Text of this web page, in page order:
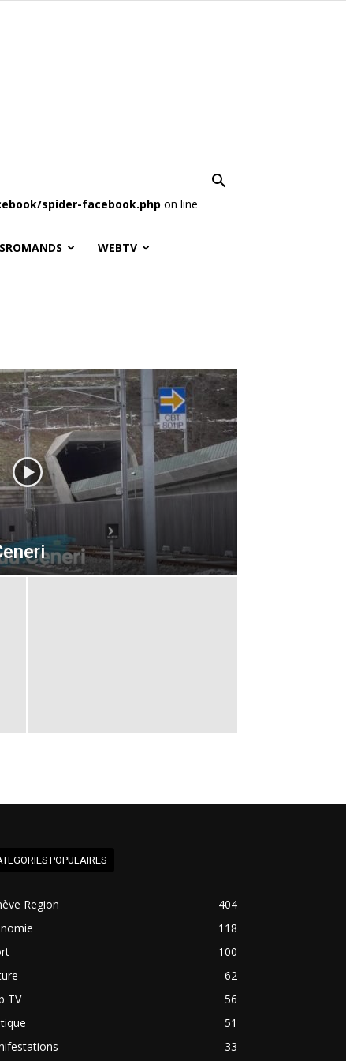
spider-facebook.php on line
WEBTV
POPULAIRES
Region
404
118
100
62
TV
56
51
33